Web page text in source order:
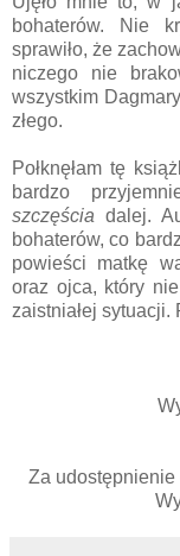
bohaterów. Nie
sprawiło, że
niczego nie
wszystkim
złego.
Połknęłam tę
bardzo
szczęściadalej.
bohaterów, co
powieści matkę
oraz ojca, który
zaistniałej sytuacji.
Za